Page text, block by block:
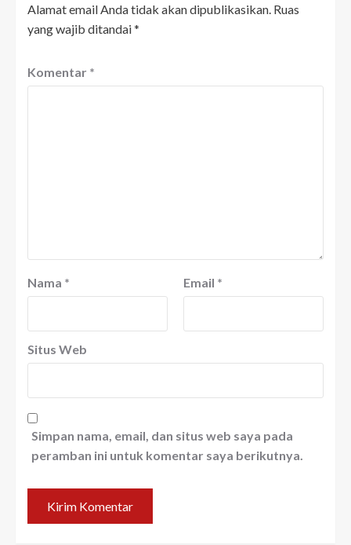
Alamat email Anda tidak akan dipublikasikan. Ruas
yang wajib ditandai*
Komentar *
Nama * Email *
Situs Web
Simpan nama, email, dan situs web saya pada
peramban ini untuk komentar saya berikutnya.